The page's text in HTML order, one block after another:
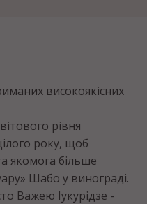
високоякісних
рівня
року, щоб
якомога більше
Шабо у винограді.
Важею Іукурідзе -